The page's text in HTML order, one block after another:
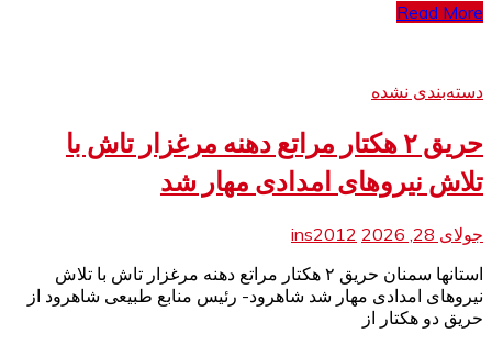
Read More
دسته‌بندی نشده
حریق ۲ هکتار مراتع دهنه مرغزار تاش با
تلاش نیروهای امدادی مهار شد
جولای 28, 2026
ins2012
استانها سمنان حریق ۲ هکتار مراتع دهنه مرغزار تاش با تلاش
نیروهای امدادی مهار شد شاهرود- رئیس منابع طبیعی شاهرود از
حریق دو هکتار از